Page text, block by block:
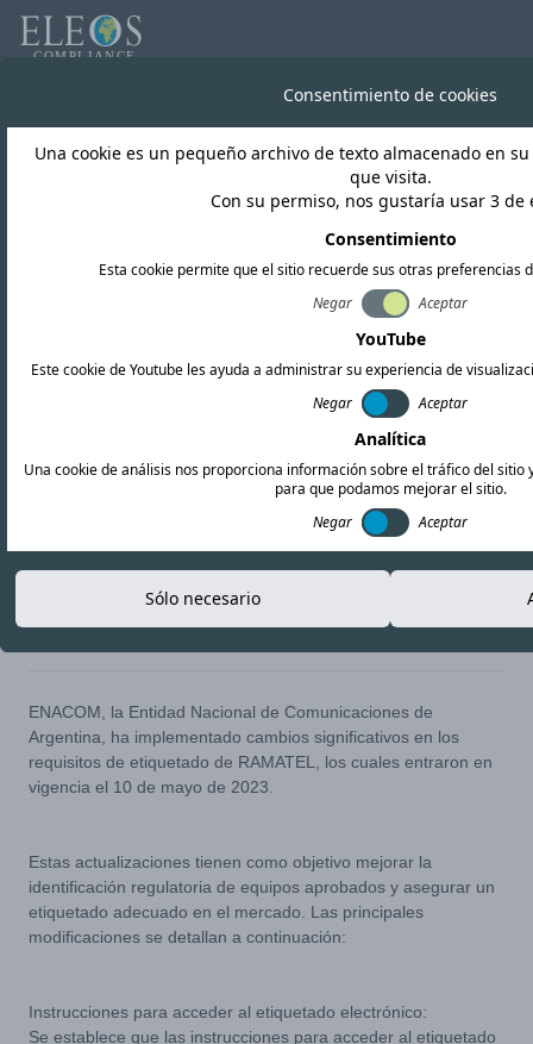
ENACOM implementa
cambios en los
requisitos de etiquetado
de RAMATEL
18-MAY-23 Copiar enlace
ENACOM, la Entidad Nacional de Comunicaciones de
Argentina, ha implementado cambios significativos en los
requisitos de etiquetado de RAMATEL, los cuales entraron en
vigencia el 10 de mayo de 2023.
Estas actualizaciones tienen como objetivo mejorar la
identificación regulatoria de equipos aprobados y asegurar un
etiquetado adecuado en el mercado. Las principales
modificaciones se detallan a continuación:
Instrucciones para acceder al etiquetado electrónico:
Se establece que las instrucciones para acceder al etiquetado
Consentimiento de cookies
Una cookie es un pequeño archivo de texto almacenado en
que visita.
Con su permiso, nos gustaría usar 3 de
Consentimiento
Esta cookie permite que el sitio recuerde sus otras preferencias
Negar
Aceptar
YouTube
Este cookie de Youtube les ayuda a administrar su experiencia de
Negar
Aceptar
Analítica
Una cookie de análisis nos proporciona información sobre el tráfico del sitio
para que podamos mejorar el sitio.
Negar
Aceptar
Sólo necesario